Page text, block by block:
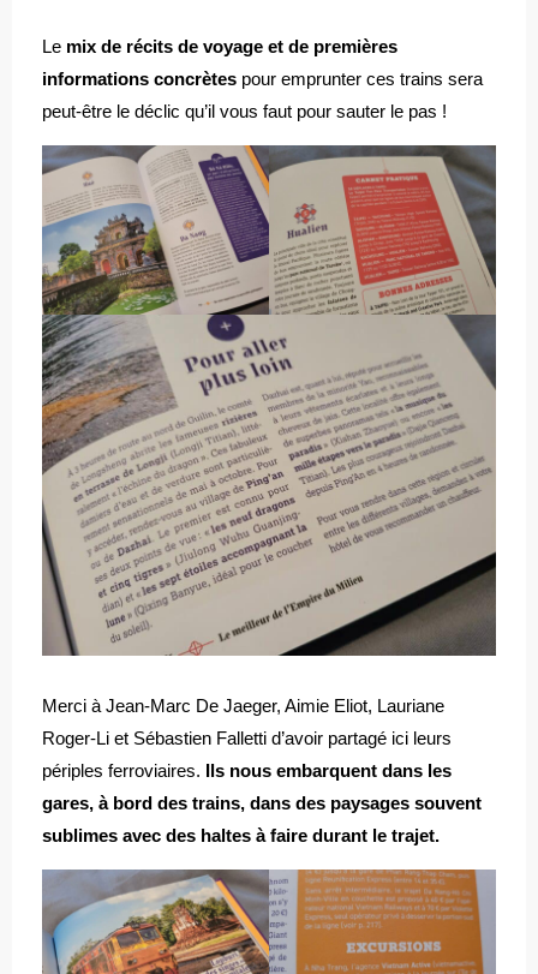
Le mix de récits de voyage et de premières
informations concrètes pour emprunter ces trains sera
peut-être le déclic qu’il vous faut pour sauter le pas !
Merci à Jean-Marc De Jaeger, Aimie Eliot, Lauriane
Roger-Li et Sébastien Falletti d’avoir partagé ici leurs
périples ferroviaires. Ils nous embarquent dans les
gares, à bord des trains, dans des paysages souvent
sublimes avec des haltes à faire durant le trajet.